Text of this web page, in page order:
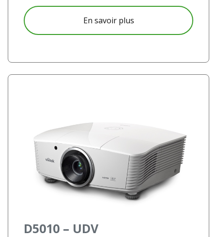
En savoir plusà propos D5280U
D5010 – UDV